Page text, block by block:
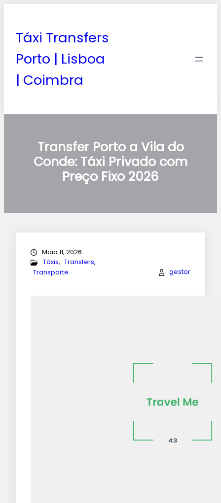
Táxi Transfers
Porto | Lisboa
| Coimbra
Transfer Porto a Vila do
Conde: Táxi Privado com
Preço Fixo 2026
Maio 11, 2026
Táxis, Transfers
Transporte
gestor